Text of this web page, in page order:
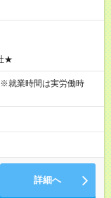
★
就業時間は実労働時
詳細へ